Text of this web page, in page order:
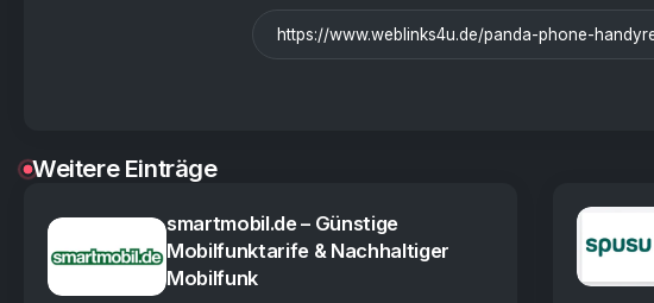
Weitere Einträge
smartmobil.de – Günstige
Mobilfunktarife & Nachhaltiger
Mobilfunk